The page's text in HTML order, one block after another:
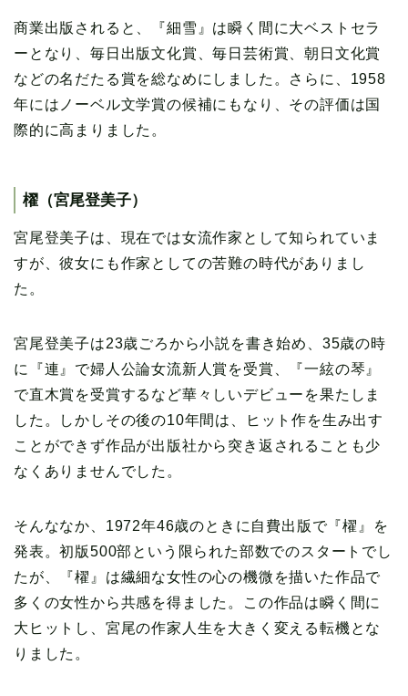
商業出版されると、『細雪』は瞬く間に大ベストセラ
ーとなり、毎日出版文化賞、毎日芸術賞、朝日文化賞
などの名だたる賞を総なめにしました。さらに、1958
年にはノーベル文学賞の候補にもなり、その評価は国
際的に高まりました。
櫂（宮尾登美子）
宮尾登美子は、現在では女流作家として知られていま
すが、彼女にも作家としての苦難の時代がありまし
た。
宮尾登美子は23歳ごろから小説を書き始め、35歳の時
に『連』で婦人公論女流新人賞を受賞、『一絃の琴』
で直木賞を受賞するなど華々しいデビューを果たしま
した。しかしその後の10年間は、ヒット作を生み出す
ことができず作品が出版社から突き返されることも少
なくありませんでした。
そんななか、1972年46歳のときに自費出版で『櫂』を
発表。初版500部という限られた部数でのスタートでし
たが、『櫂』は繊細な女性の心の機微を描いた作品で
多くの女性から共感を得ました。この作品は瞬く間に
大ヒットし、宮尾の作家人生を大きく変える転機とな
りました。